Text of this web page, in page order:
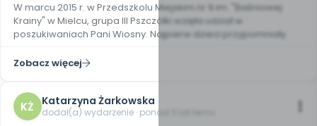
W marcu 2015 r. w Przedszkolu Miejskim nr 9 im. "Baśniowej
Krainy" w Mielcu, grupa III Pszczółki wzięła udział w
poszukiwaniach Pani Wiosny. Najpierw dzieci przypomniały
Zobacz więcej
KŻ Katarzyna Żarkowska
dodał(a) wydarzenie · ponad 11 lat temu